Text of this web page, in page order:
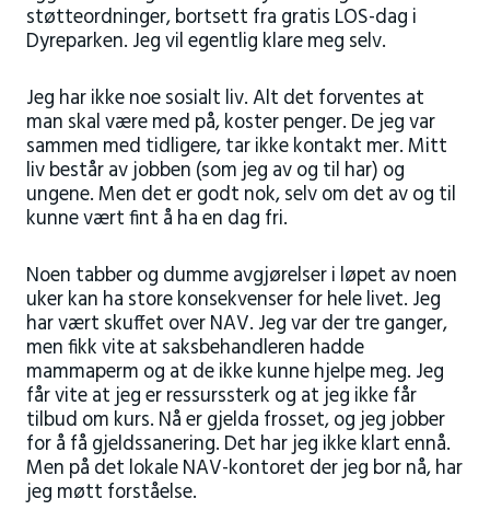
støtteordninger, bortsett fra gratis LOS-dag i
Dyreparken. Jeg vil egentlig klare meg selv.
Jeg har ikke noe sosialt liv. Alt det forventes at
man skal være med på, koster penger. De jeg var
sammen med tidligere, tar ikke kontakt mer. Mitt
liv består av jobben (som jeg av og til har) og
ungene. Men det er godt nok, selv om det av og til
kunne vært fint å ha en dag fri.
Noen tabber og dumme avgjørelser i løpet av noen
uker kan ha store konsekvenser for hele livet. Jeg
har vært skuffet over NAV. Jeg var der tre ganger,
men fikk vite at saksbehandleren hadde
mammaperm og at de ikke kunne hjelpe meg. Jeg
får vite at jeg er ressurssterk og at jeg ikke får
tilbud om kurs. Nå er gjelda frosset, og jeg jobber
for å få gjeldssanering. Det har jeg ikke klart ennå.
Men på det lokale NAV-kontoret der jeg bor nå, har
jeg møtt forståelse.